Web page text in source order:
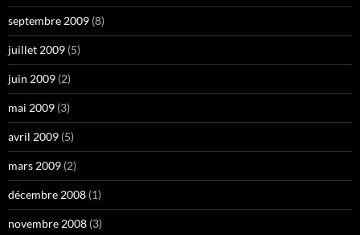
septembre 2009 (8)
juillet 2009 (5)
juin 2009 (2)
mai 2009 (3)
avril 2009 (5)
mars 2009 (2)
décembre 2008 (1)
novembre 2008 (3)